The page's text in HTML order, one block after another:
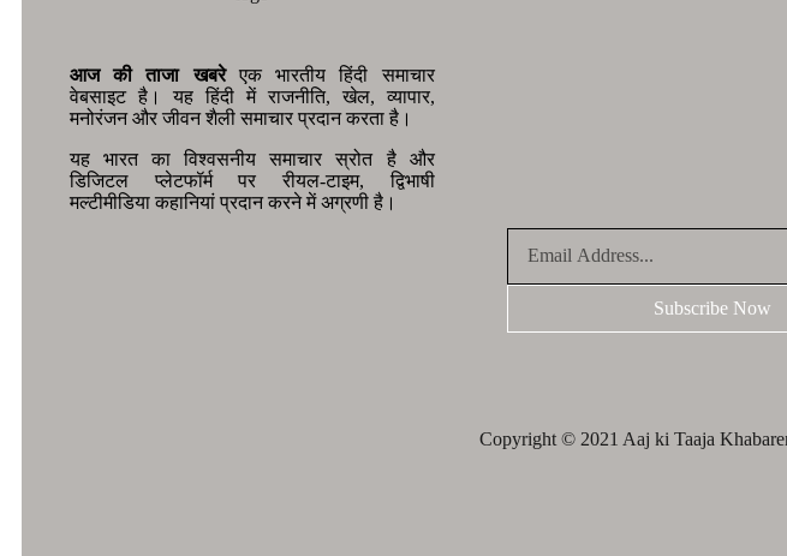
आज की ताजा खबरेएक भारतीय हिंदी समाचार
वेबसाइट है। यह हिंदी में राजनीति, खेल, व्यापार,
मनोरंजन और जीवन शैली समाचार प्रदान करता है।
यह भारत का विश्वसनीय समाचार स्रोत है और
डिजिटल प्लेटफॉर्म पर रीयल-टाइम, द्विभाषी
मल्टीमीडिया कहानियां प्रदान करने में अग्रणी है।
Subscribe Now
Copyright © 2021 Aaj ki Taaja